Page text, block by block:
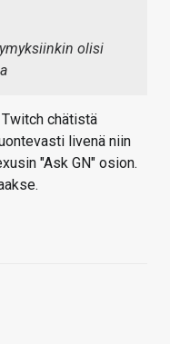
olisi
Twitch chätistä
livenä niin
"Ask GN" osion.